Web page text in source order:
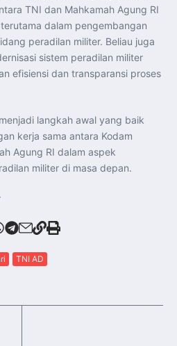
TNI dan Mahkamah Agung RI
dalam pengembangan
peradilan militer. Beliau juga
sistem peradilan militer
efisiensi dan transparansi proses
langkah awal yang baik
kerja sama antara Kodam
Agung RI dalam aspek
militer di masa depan.
TNI AD